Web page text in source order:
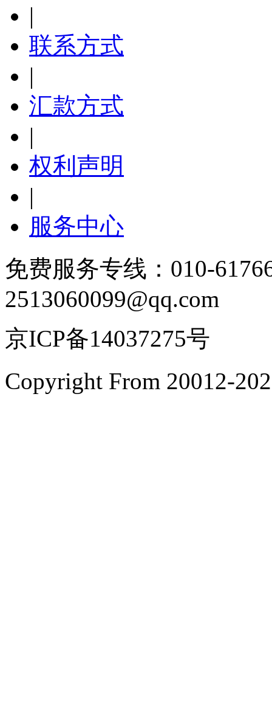
|
联系方式
|
汇款方式
|
权利声明
|
服务中心
免费服务专线：010-
2513060099@qq.com
京ICP备14037275号
Copyright From 20012-